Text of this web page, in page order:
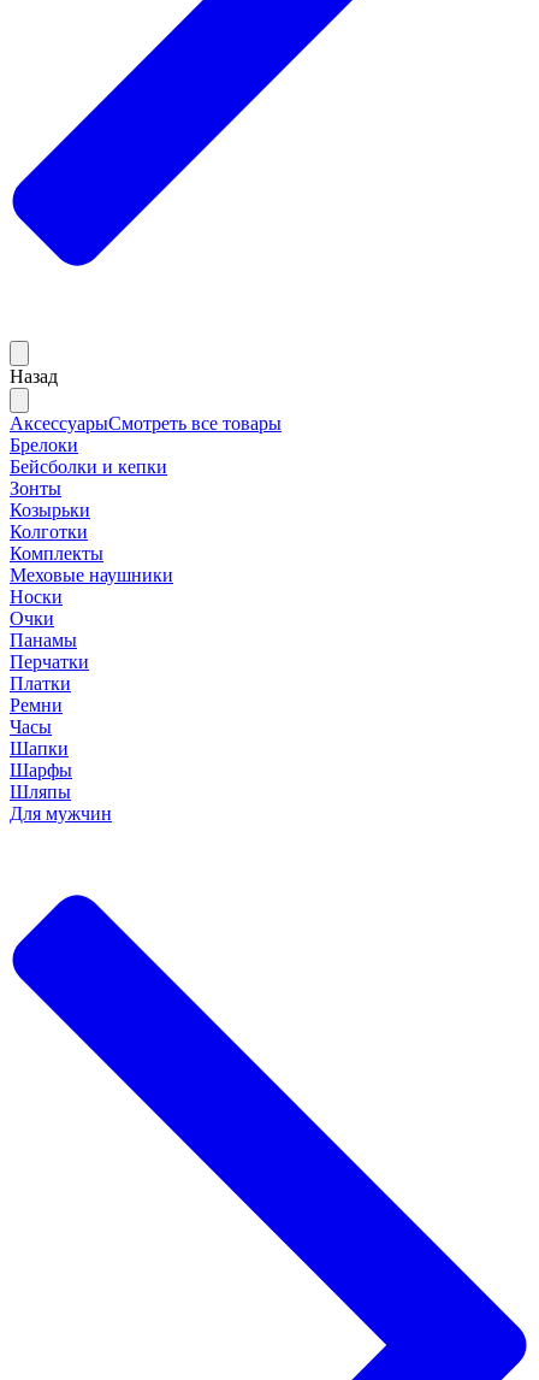
Назад
АксессуарыСмотреть все товары
Брелоки
Бейсболки и кепки
Зонты
Козырьки
Колготки
Комплекты
Меховые наушники
Носки
Очки
Панамы
Перчатки
Платки
Ремни
Часы
Шапки
Шарфы
Шляпы
Для мужчин